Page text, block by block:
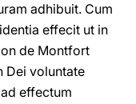
adhibuit. Cum
effecit ut in
de Montfort
Dei voluntate
effectum